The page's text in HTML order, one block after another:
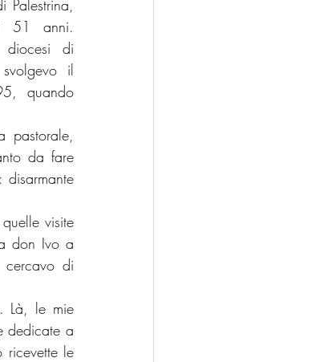
51 anni.
diocesi di
il
quando
pastorale,
da fare
visite
don Ivo a
di
Là, le mie
dedicate a
le